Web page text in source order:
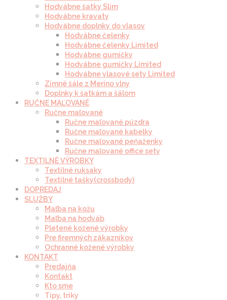
Hodvábne šatky Slim
Hodvábne kravaty
Hodvábne doplnky do vlasov
Hodvábne čelenky
Hodvábne čelenky Limited
Hodvábne gumičky
Hodvábne gumičky Limited
Hodvábne vlasové sety Limited
Zimné šále z Merino vlny
Doplnky k šatkám a šálom
RUČNE MAĽOVANÉ
Ručne maľované
Ručne maľované púzdra
Ručne maľované kabelky
Ručne maľované peňaženky
Ručne maľované office sety
TEXTILNÉ VÝROBKY
Textilné ruksaky
Textilné tašky(crossbody)
DOPREDAJ
SLUŽBY
Maľba na kožu
Maľba na hodváb
Pletené kožené výrobky
Pre firemných zákazníkov
Ochranné kožené výrobky
KONTAKT
Predajňa
Kontakt
Kto sme
Tipy, triky